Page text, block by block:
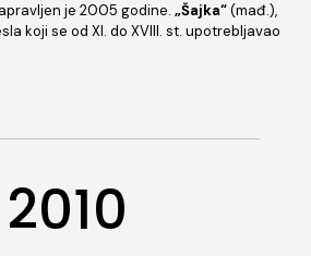
je 2005 godine. „Šajka“(mađ.),
koji se od XI. do XVIII. st. upotrebljavao
2010